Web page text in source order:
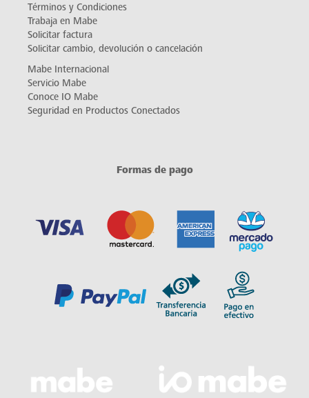
Términos y Condiciones
Trabaja en Mabe
Solicitar factura
Solicitar cambio, devolución o cancelación
Mabe Internacional
Servicio Mabe
Conoce IO Mabe
Seguridad en Productos Conectados
Formas de pago